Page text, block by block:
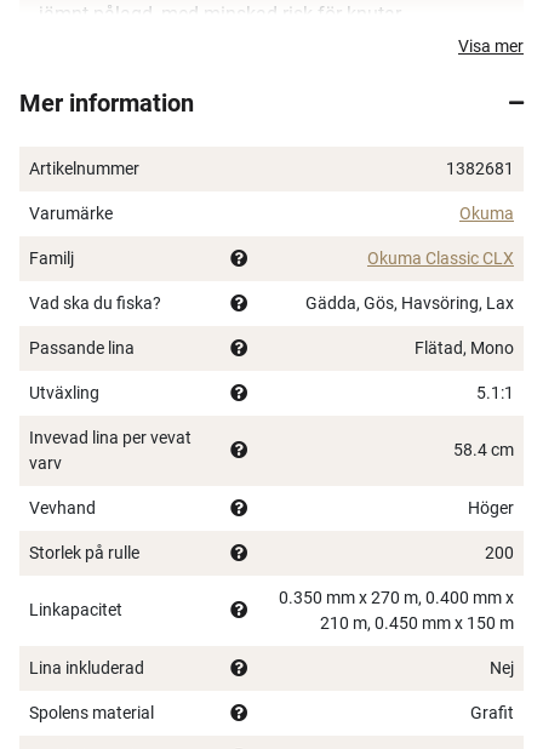
jämnt pålagd, med minskad risk för knutar.
Grafitram
bromsskivor
Självsmörjande kugghjul
Linspridare i rostfritt stål
Visa mer
Mer information
Artikelnummer 1382681
Varumärke Okuma
Familj Okuma Classic CLX
Vad ska du fiska? Gädda, Gös, Havsöring, Lax
Passande lina Flätad, Mono
Utväxling 5.1:1
Invevad lina per vevat
varv
58.4 cm
Vevhand Höger
Storlek på rulle 200
Linkapacitet
0.350 mm x 270 m, 0.400 mm x
210 m, 0.450 mm x 150 m
Lina inkluderad Nej
Spolens material Grafit